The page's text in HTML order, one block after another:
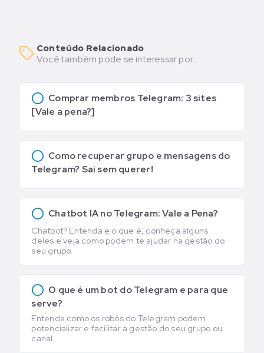
Conteúdo Relacionado
Você também pode se interessar por...
Comprar membros Telegram: 3 sites
[Vale a pena?]
Como recuperar grupo e mensagens do
Telegram? Sai sem querer!
Chatbot IA no Telegram: Vale a Pena?
Chatbot? Entenda e o que é, conheça alguns
deles e veja como podem te ajudar na gestão do
seu grupo.
O que é um bot do Telegram e para que
serve?
Entenda como os robôs do Telegram podem
potencializar e facilitar a gestão do seu grupo ou
canal.